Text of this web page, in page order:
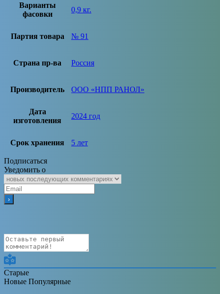
Варианты
фасовки
0,9 кг.
Партия товара № 91
Страна пр-ва Россия
Производитель ООО «НПП РАНОЛ»
Дата
изготовления
2024 год
Срок хранения 5 лет
Подписаться
Уведомить о
Старые
Новые Популярные